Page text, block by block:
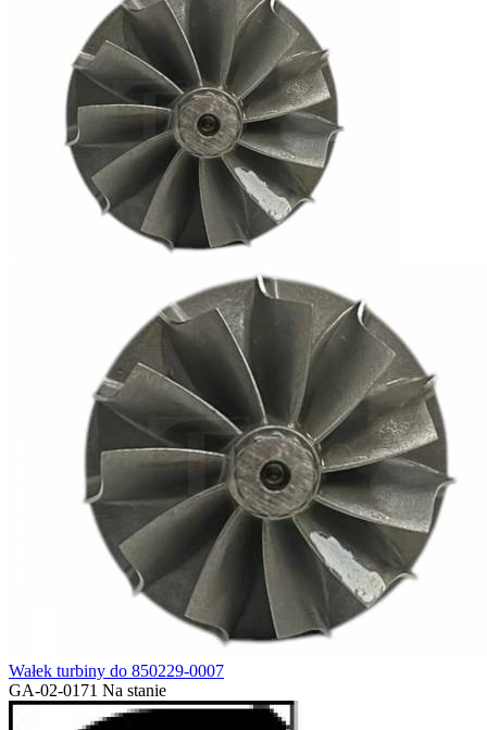
Wałek turbiny do 850229-0007
GA-02-0171 Na stanie